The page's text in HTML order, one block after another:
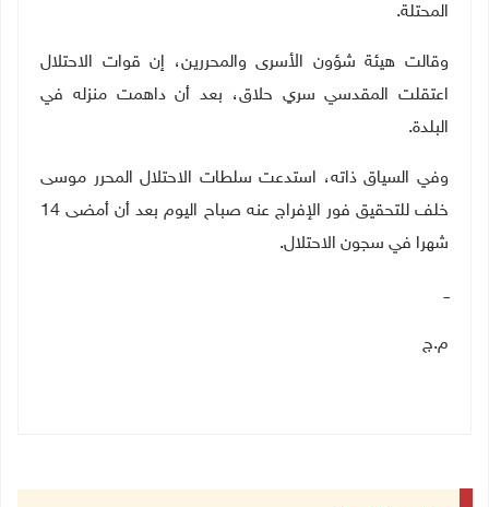
المحتلة.
وقالت هيئة شؤون الأسرى والمحررين، إن قوات الاحتلال
اعتقلت المقدسي سري حلاق، بعد أن داهمت منزله في
البلدة.
وفي السياق ذاته، استدعت سلطات الاحتلال المحرر موسى
خلف للتحقيق فور الإفراج عنه صباح اليوم بعد أن أمضى 14
شهرا في سجون الاحتلال.
ــ
م.ج